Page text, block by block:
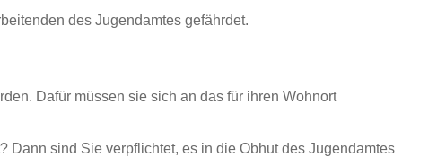
des Jugendamtes gefährdet.
Dafür müssen sie sich an das für ihren Wohnort
Dann sind Sie verpflichtet, es in die Obhut des Jugendamtes